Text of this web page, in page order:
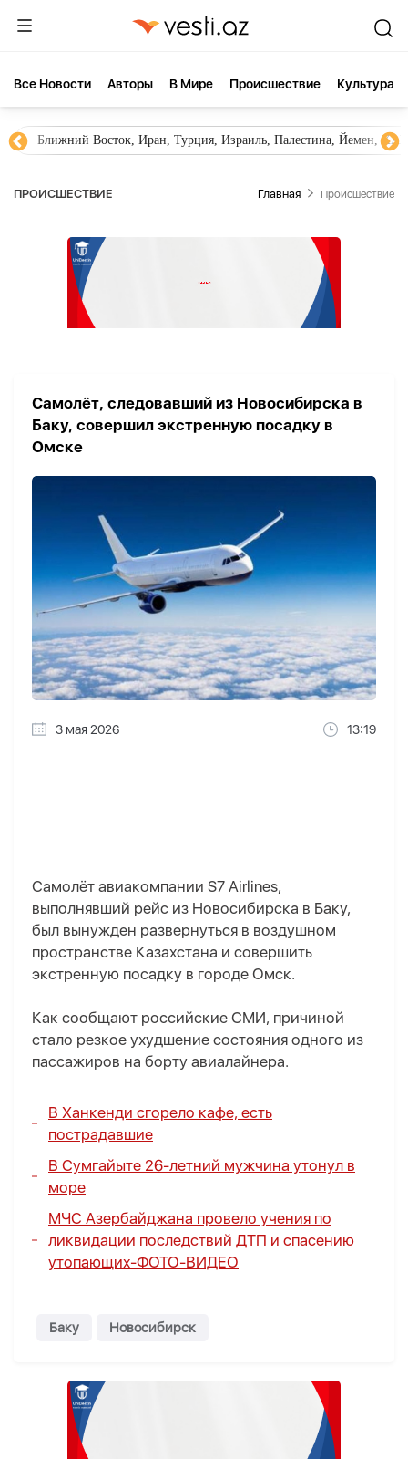
Все Новости Aвторы В Мире Происшествие Культура
Ближний Восток, Иран, Турция, Израиль, Палестина, Йемен,
ПРОИСШЕСТВИЕ Главная Происшествие
Самолёт, следовавший из Новосибирска в
Баку, совершил экстренную посадку в
Омске
3 мая 2026 13:19
Самолёт авиакомпании S7 Airlines,
выполнявший рейс из Новосибирска в Баку,
был вынужден развернуться в воздушном
пространстве Казахстана и совершить
экстренную посадку в городе Омск.
Как сообщают российские СМИ, причиной
стало резкое ухудшение состояния одного из
пассажиров на борту авиалайнера.
В Ханкенди сгорело кафе, есть
пострадавшие
В Сумгайыте 26-летний мужчина утонул в
море
МЧС Азербайджана провело учения по
ликвидации последствий ДТП и спасению
утопающих-ФОТО-ВИДЕО
Баку Новосибирск